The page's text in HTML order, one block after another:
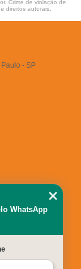
Crime de violação de
direitos autorais.
- SP
WhatsApp